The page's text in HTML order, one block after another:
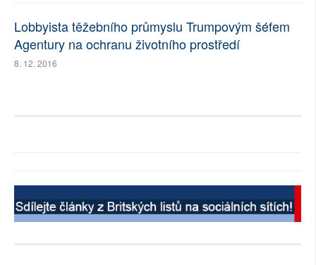
Lobbyista těžebního průmyslu Trumpovým šéfem
Agentury na ochranu životního prostředí
8. 12. 2016